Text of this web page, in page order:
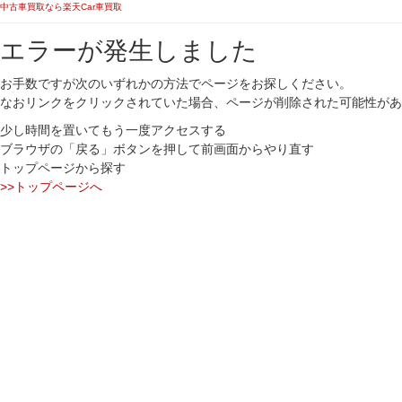
中古車買取なら楽天Car車買取
エラーが発生しました
お手数ですが次のいずれかの方法でページをお探しください。
なおリンクをクリックされていた場合、ページが削除された可能性が
少し時間を置いてもう一度アクセスする
ブラウザの「戻る」ボタンを押して前画面からやり直す
トップページから探す
>>トップページへ